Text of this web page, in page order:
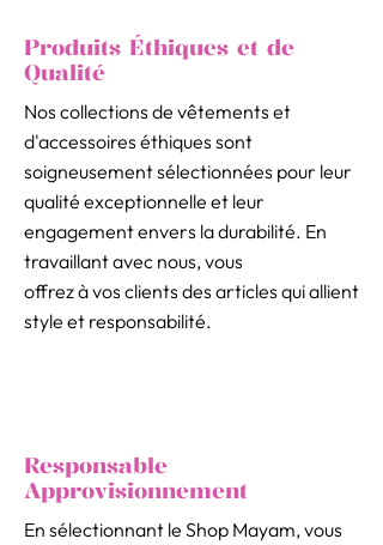
Produits Éthiques et de
Qualité
Nos collections de vêtements et
d'accessoires éthiques sont
soigneusement sélectionnées pour leur
qualité exceptionnelle et leur
engagement envers la durabilité. En
travaillant avec nous, vous
offrez à vos clients des articles qui allient
style et responsabilité.
Responsable
Approvisionnement
En sélectionnant le Shop Mayam, vous